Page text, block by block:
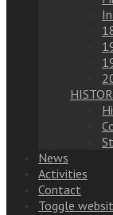
News
Activities
Contact
Toggle